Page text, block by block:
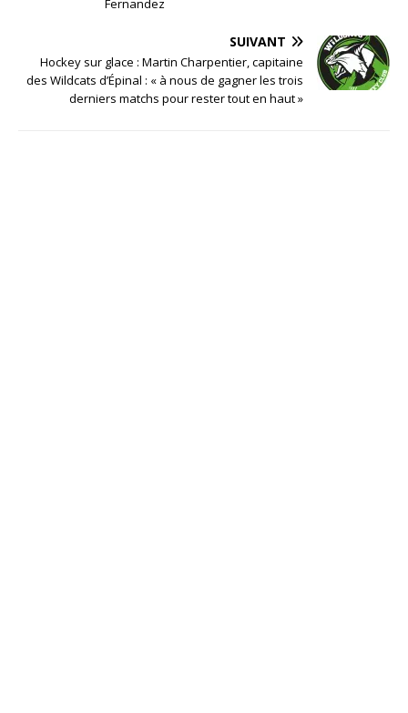
Fernandez
SUIVANT
Hockey sur glace : Martin Charpentier, capitaine
des Wildcats d’Épinal : « à nous de gagner les trois
derniers matchs pour rester tout en haut »